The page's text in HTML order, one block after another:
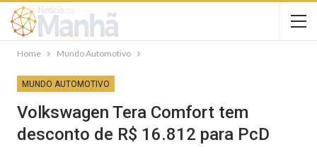
Home Mundo Automotivo
MUNDO AUTOMOTIVO
Volkswagen Tera Comfort tem
desconto de R$ 16.812 para PcD